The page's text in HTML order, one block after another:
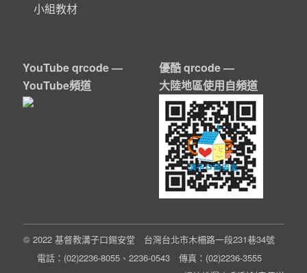
小組教材
YouTube qrcode —
YouTube頻道
優酷 qrcode —
大陸地區使用自頻道
© 2022 基督教溝子口錫安堂 台灣台北市木柵路一段231巷34號
電話：(02)2236-8055、2236-0543 傳真：(02)2236-3555